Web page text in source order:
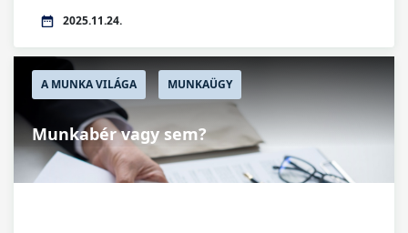
2025.11.24.
A MUNKA VILÁGA MUNKAÜGY
Munkabér vagy sem?